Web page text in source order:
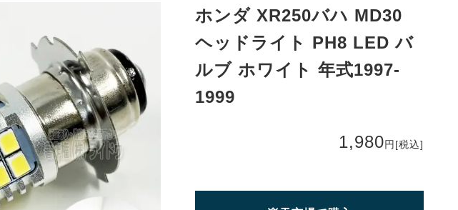
ホンダ XR250バハ MD30
ヘッドライト PH8 LED バ
ルブ ホワイト 年式1997-
1999
1,980円 [税込]